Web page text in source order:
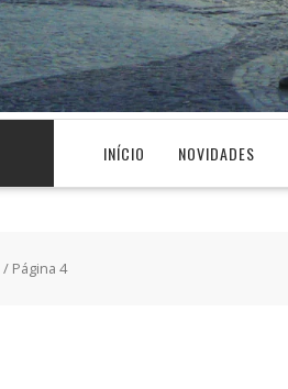
INÍCIO NOVIDADES
/ Página 4